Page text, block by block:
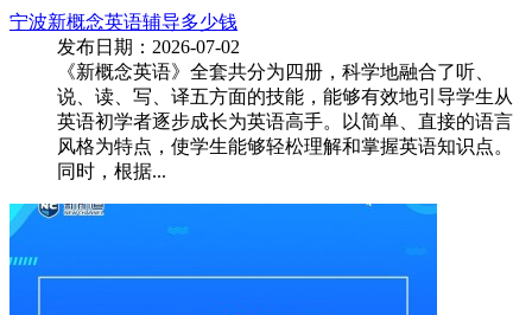
宁波新概念英语辅导多少钱
发布日期：2026-07-02
《新概念英语》全套共分为四册，科学地融合了听、
说、读、写、译五方面的技能，能够有效地引导学生从
英语初学者逐步成长为英语高手。以简单、直接的语言
风格为特点，使学生能够轻松理解和掌握英语知识点。
同时，根据...